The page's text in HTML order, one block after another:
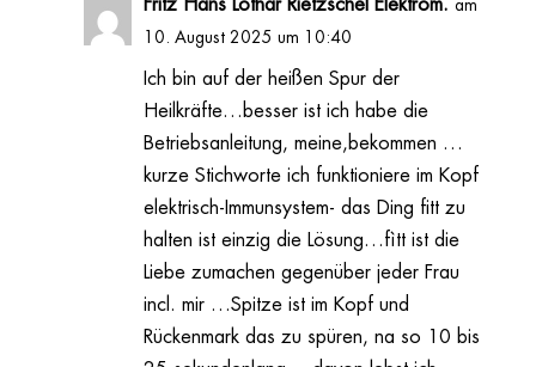
Fritz Hans Lothar Rietzschel Elektrom. am
10. August 2025 um 10:40
Ich bin auf der heißen Spur der
Heilkräfte…besser ist ich habe die
Betriebsanleitung, meine,bekommen …
kurze Stichworte ich funktioniere im Kopf
elektrisch-Immunsystem- das Ding fitt zu
halten ist einzig die Lösung…fìtt ist die
Liebe zumachen gegenüber jeder Frau
incl. mir …Spitze ist im Kopf und
Rückenmark das zu spüren, na so 10 bis